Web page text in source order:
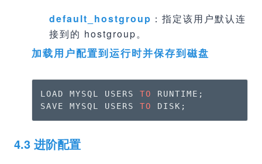
default_hostgroup ：指定该用户默认连
接到的 hostgroup。
加载用户配置到运行时并保存到磁盘
LOAD MYSQL USERS TO
RUNTIME;
SAVE MYSQL USERS TO DISK;
4.3 进阶配置